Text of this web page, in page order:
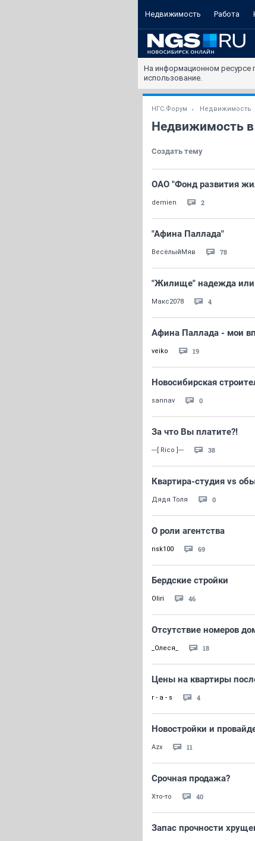
Недвижимость Работа
На информационном ресурсе
использование.
НГС.Форум Недвижимость
Недвижимость
Создать тему
ОАО "Фонд развития
demien 2
"Афина Паллада"
ВесёлыйМяв 78
"Жилище" надежда или
Макс2078 4
Афина Паллада - мои
veiko 19
Новосибирская
sannav 0
За что Вы платите?!
---[ Rico ]--- 38
Квартира-студия vs
Дядя Толя 0
О роли агентства
nsk100 69
Бердские стройки
Oliri 46
Отсутствие номеров
_Олеся_ 18
Цены на квартиры
r - a - s 4
Новостройки и
Azx 11
Срочная продажа?
Хто-то 40
Запас прочности